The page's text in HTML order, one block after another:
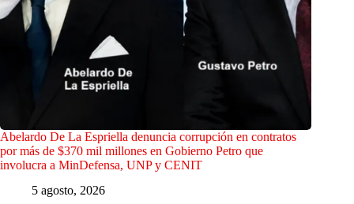
Abelardo De La Espriella denuncia corrupción en contratos
por más de $370 mil millones en Gobierno Petro que
involucra a MinDefensa, UNP y CENIT
5 agosto, 2026